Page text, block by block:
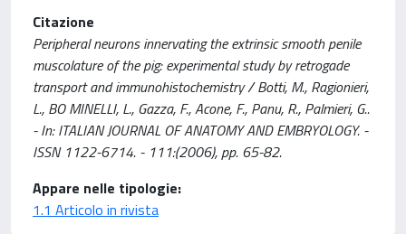
Citazione
Peripheral neurons innervating the extrinsic smooth penile
muscolature of the pig: experimental study by retrogade
transport and immunohistochemistry / Botti, M., Ragionieri,
L., BO MINELLI, L., Gazza, F., Acone, F., Panu, R., Palmieri, G..
- In: ITALIAN JOURNAL OF ANATOMY AND EMBRYOLOGY. -
ISSN 1122-6714. - 111:(2006), pp. 65-82.
Appare nelle tipologie:
1.1 Articolo in rivista